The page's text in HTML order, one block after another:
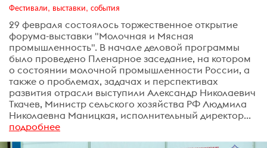
Фестивали, выставки, события
29 февраля состоялось торжественное открытие
форума-выставки "Молочная и Мясная
промышленность". В начале деловой программы
было проведено Пленарное заседание, на котором
о состоянии молочной промышленности России, а
также о проблемах, задачах и перспективах
развития отрасли выступили Александр Николаевич
Ткачев, Министр сельского хозяйства РФ Людмила
Николаевна Маницкая, исполнительный директор...
подробнее